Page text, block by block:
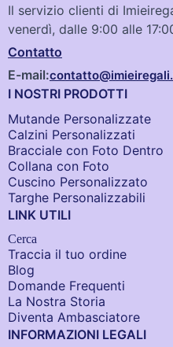
Il servizio clienti di
venerdì, dalle 9:00 alle
Contatto
E-mail:
I NOSTRI PRODOTTI
Mutande Personalizzate
Calzini Personalizzati
Bracciale con Foto Dentro​
Collana con Foto
Cuscino Personalizzato
Targhe Personalizzabili
LINK UTILI
Cerca
Traccia il tuo ordine
Blog
Domande Frequenti
La Nostra Storia
Diventa Ambasciatore
INFORMAZIONI LEGALI